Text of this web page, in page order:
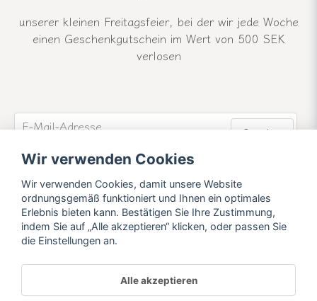
unserer kleinen Freitagsfeier, bei der wir jede Woche
einen Geschenkgutschein im Wert von 500 SEK
verlosen
email
E-Mail-Adresse
Senden
Werden Sie Mitglied unseres Newsletters und
erfahren Sie mehr über unsere Neuigkeiten und
Angebote.
Powered by Nyehandel AB
Wir verwenden Cookies
Wir verwenden Cookies, damit unsere Website
ordnungsgemäß funktioniert und Ihnen ein optimales
Erlebnis bieten kann. Bestätigen Sie Ihre Zustimmung,
indem Sie auf „Alle akzeptieren“ klicken, oder passen Sie
die Einstellungen an.
Alle akzeptieren